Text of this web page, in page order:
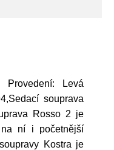
Levá
souprava
Rosso 2 je
ní i početnější
Kostra je